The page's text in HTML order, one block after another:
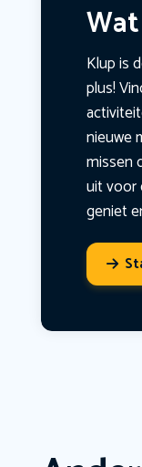
Klup is
plus!
nieuwe
missen
uit voor
geniet